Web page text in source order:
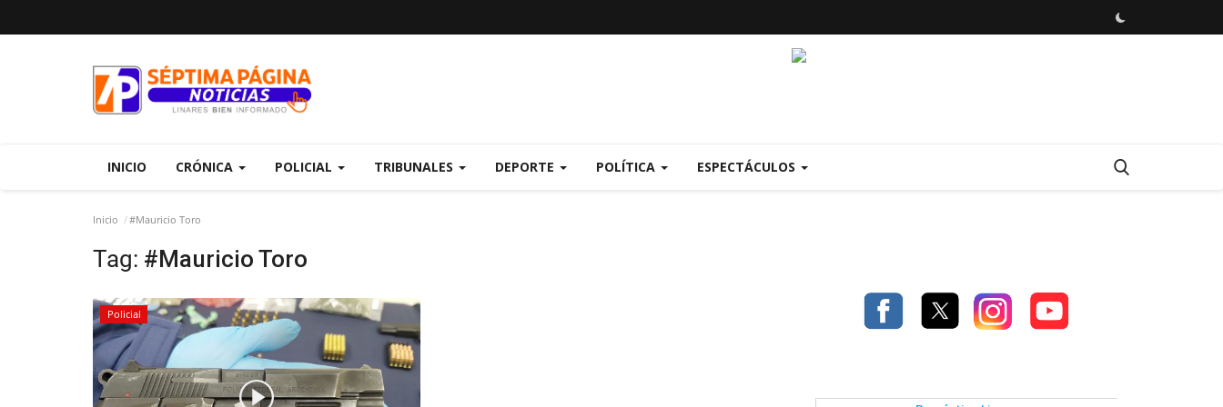
INICIO CRÓNICA POLICIAL TRIBUNALES DEPORTE POLÍTICA ESPECTÁCULOS
Inicio #Mauricio Toro
Tag: #Mauricio Toro
Policial